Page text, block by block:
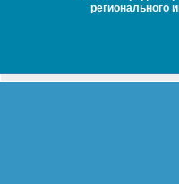
регионального